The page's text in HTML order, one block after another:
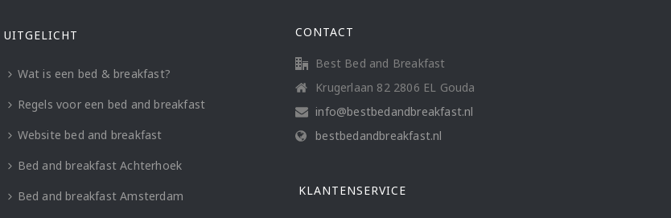
UITGELICHT
Wat is een bed & breakfast?
Regels voor een bed and breakfast
Website bed and breakfast
Bed and breakfast Achterhoek
Bed and breakfast Amsterdam
CONTACT
Best Bed and Breakfast
Krugerlaan 82 2806 EL Gouda
info@bestbedandbreakfast.nl
bestbedandbreakfast.nl
KLANTENSERVICE